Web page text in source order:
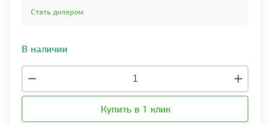
Стать дилером
В наличии
Купить в 1 клик